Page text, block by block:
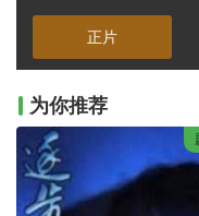
正片
为你推荐